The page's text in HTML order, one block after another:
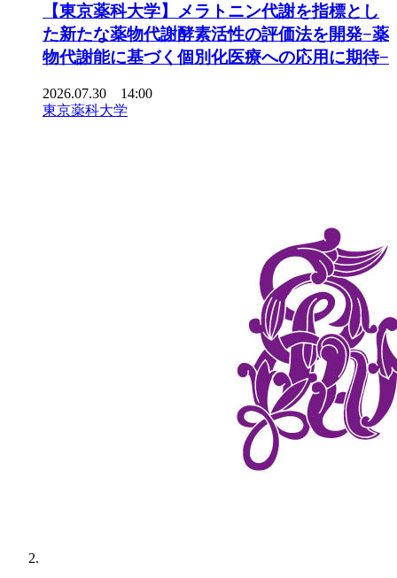
【東京薬科大学】メラトニン代謝を指標とし
た新たな薬物代謝酵素活性の評価法を開発−薬
物代謝能に基づく個別化医療への応用に期待−
2026.07.30 14:00
東京薬科大学